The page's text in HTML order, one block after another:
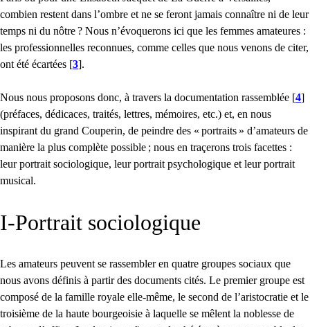
combien restent dans l’ombre et ne se feront jamais connaître ni de leur
temps ni du nôtre? Nous n’évoquerons ici que les femmes amateures :
les professionnelles reconnues, comme celles que nous venons de citer,
ont été écartées [3].
Nous nous proposons donc, à travers la documentation rassemblée [4]
(préfaces, dédicaces, traités, lettres, mémoires, etc.) et, en nous
inspirant du grand Couperin, de peindre des « portraits » d’amateurs de
manière la plus complète possible ; nous en traçerons trois facettes :
leur portrait sociologique, leur portrait psychologique et leur portrait
musical.
I-Portrait sociologique
Les amateurs peuvent se rassembler en quatre groupes sociaux que
nous avons définis à partir des documents cités. Le premier groupe est
composé de la famille royale elle-même, le second de l’aristocratie et le
troisième de la haute bourgeoisie à laquelle se mêlent la noblesse de